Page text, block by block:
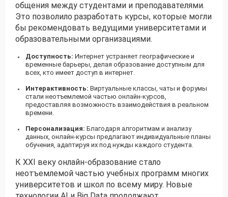
общения между студентами и преподавателями.
Это позволило разработать курсы, которые могли
бы рекомендовать ведущими университетами и
образовательными организациями.
Доступность: Интернет устраняет географические и
временные барьеры, делая образование доступным для
всех, кто имеет доступ в интернет.
Интерактивность: Виртуальные классы, чаты и форумы
стали неотъемлемой частью онлайн-курсов,
предоставляя возможность взаимодействия в реальном
времени.
Персонализация: Благодаря алгоритмам и анализу
данных, онлайн-курсы предлагают индивидуальные планы
обучения, адаптируя их под нужды каждого студента.
К XXI веку онлайн-образование стало
неотъемлемой частью учебных программ многих
университетов и школ по всему миру. Новые